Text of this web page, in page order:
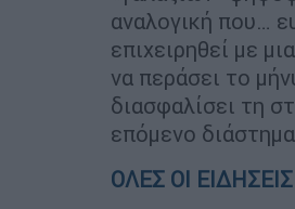
αναλογική που…
επιχειρηθεί με μια
να περάσει το
διασφαλίσει τη
επόμενο
ΟΛΕΣ ΟΙ ΕΙΔΗΣΕΙΣ